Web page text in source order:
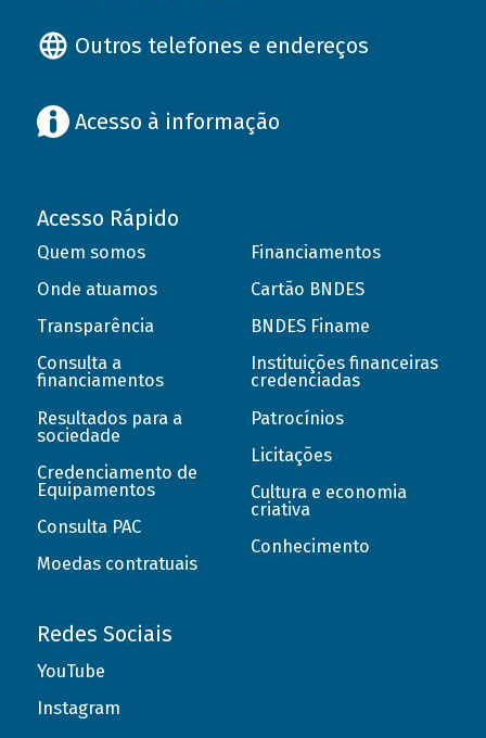
Outros telefones e endereços
Acesso à informação
Acesso Rápido
Quem somos
Onde atuamos
Transparência
Consulta a
financiamentos
Resultados para a
sociedade
Credenciamento de
Equipamentos
Consulta PAC
Moedas contratuais
Financiamentos
Cartão BNDES
BNDES Finame
Instituições financeiras
credenciadas
Patrocínios
Licitações
Cultura e economia
criativa
Conhecimento
Redes Sociais
YouTube
Instagram